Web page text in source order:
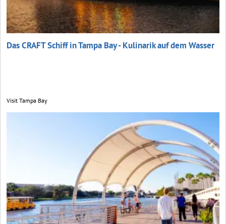
Das CRAFT Schiff in Tampa Bay - Kulinarik auf dem Wasser
Visit Tampa Bay